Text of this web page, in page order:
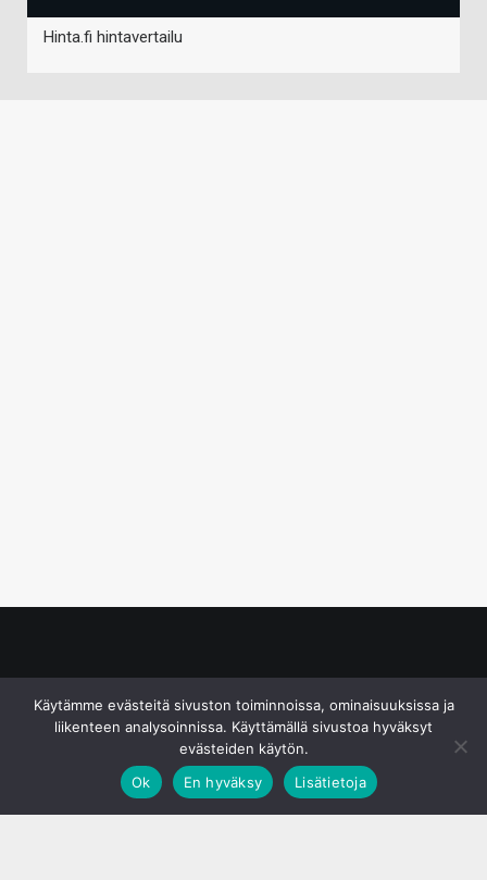
Hinta.fi hintavertailu
Käytämme evästeitä sivuston toiminnoissa, ominaisuuksissa ja
liikenteen analysoinnissa. Käyttämällä sivustoa hyväksyt
evästeiden käytön.
Ok
En hyväksy Lisätietoja